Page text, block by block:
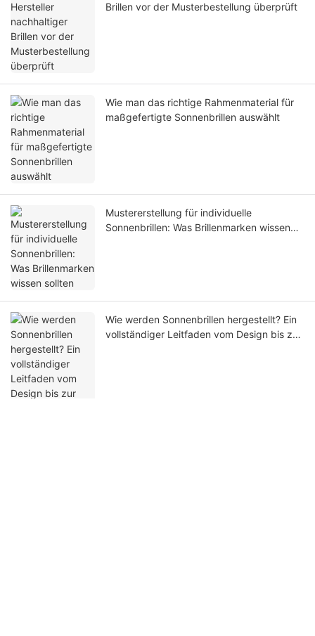
Brillen vor der Musterbestellung überprüft
Wie man das richtige Rahmenmaterial für
maßgefertigte Sonnenbrillen auswählt
Mustererstellung für individuelle
Sonnenbrillen: Was Brillenmarken wissen
Wie werden Sonnenbrillen hergestellt? Ein
vollständiger Leitfaden vom Design bis zur